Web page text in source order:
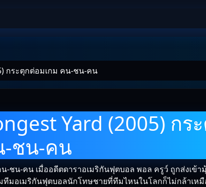
กระตุกต่อมเกม คน-ชน-คน
Yard (2005) กร
-ชน-คน
-ชน-คน เมื่ออดีตดาราอเมริกันฟุตบอล พอล ครูว์ ถูกส่งเข้า
ทีมอเมริกันฟุตบอลนักโทษชายที่ทีมไหนในโลกก็ไม่กล้าเห